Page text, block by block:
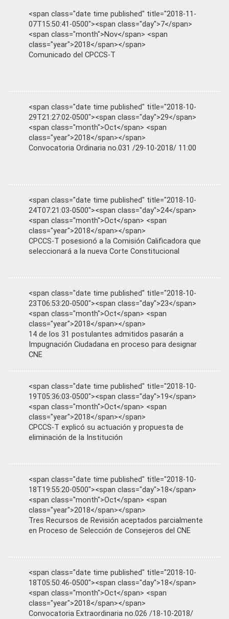
<span class="date time published" title="2018-11-
07T15:50:41-0500"><span class="day">7</span>
<span class="month">Nov</span> <span
class="year">2018</span></span>
Comunicado del CPCCS-T
<span class="date time published" title="2018-10-
29T21:27:02-0500"><span class="day">29</span>
<span class="month">Oct</span> <span
class="year">2018</span></span>
Convocatoria Ordinaria no.031 /29-10-2018/ 11:00
<span class="date time published" title="2018-10-
24T07:21:03-0500"><span class="day">24</span>
<span class="month">Oct</span> <span
class="year">2018</span></span>
CPCCS-T posesionó a la Comisión Calificadora que
seleccionará a la nueva Corte Constitucional
<span class="date time published" title="2018-10-
23T06:53:20-0500"><span class="day">23</span>
<span class="month">Oct</span> <span
class="year">2018</span></span>
14 de los 31 postulantes admitidos pasarán a
Impugnación Ciudadana en proceso para designar
CNE
<span class="date time published" title="2018-10-
19T05:36:03-0500"><span class="day">19</span>
<span class="month">Oct</span> <span
class="year">2018</span></span>
CPCCS-T explicó su actuación y propuesta de
eliminación de la Institución
<span class="date time published" title="2018-10-
18T19:55:20-0500"><span class="day">18</span>
<span class="month">Oct</span> <span
class="year">2018</span></span>
Tres Recursos de Revisión aceptados parcialmente
en Proceso de Selección de Consejeros del CNE
<span class="date time published" title="2018-10-
18T05:50:46-0500"><span class="day">18</span>
<span class="month">Oct</span> <span
class="year">2018</span></span>
Convocatoria Extraordinaria no.026 /18-10-2018/